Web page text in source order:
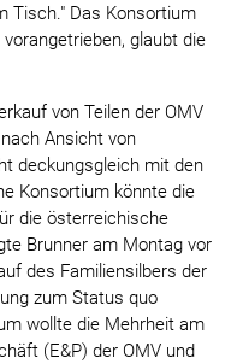
Tisch." Das Konsortium
glaubt die
von Teilen der OMV
Ansicht von
deckungsgleich mit den
Konsortium könnte die
die österreichische
Brunner am Montag vor
des Familiensilbers der
zum Status quo
wollte die Mehrheit am
(E&P) der OMV und